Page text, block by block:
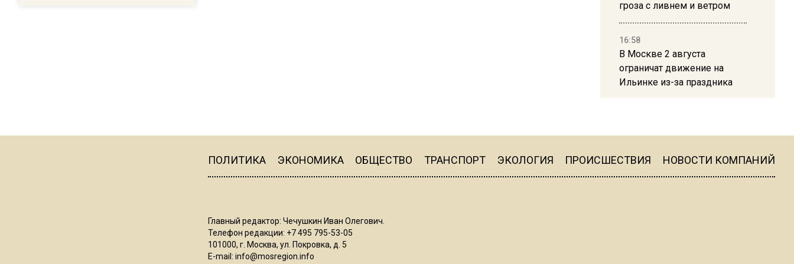
гроза с ливнем и ветром
16:58
В Москве 2 августа
ограничат движение на
Ильинке из-за праздника
Telegram после обвинений
ПОЛИТИКА ЭКОНОМИКА ОБЩЕСТВО ТРАНСПОРТ ЭКОЛОГИЯ ПРОИСШЕСТВИЯ НОВОСТИ КОМПАНИЙ
Главный редактор: Чечушкин Иван Олегович.
Телефон редакции: +7 495 795-53-05
101000, г. Москва, ул. Покровка, д. 5
E-mail: info@mosregion.info